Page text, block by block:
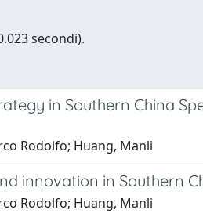
secondi).
in Southern China
Rodolfo; Huang, Manli
innovation in Southern
Rodolfo; Huang, Manli